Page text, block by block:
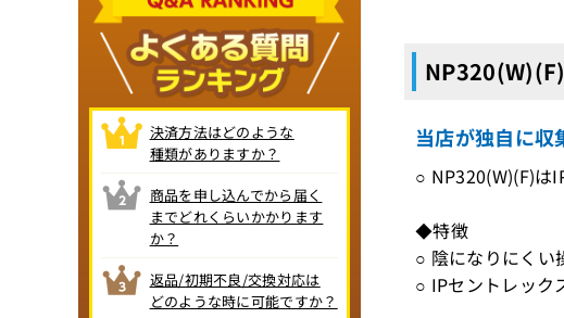
当店が独自に
○ NP320(W)(F)は
◆特徴
○ 陰になりにくい
○ IPセントレック
決済方法はどのような
種類がありますか？
商品を申し込んでから届く
までどれくらいかかります
か？
返品/初期不良/交換対応は
どのような時に可能ですか？